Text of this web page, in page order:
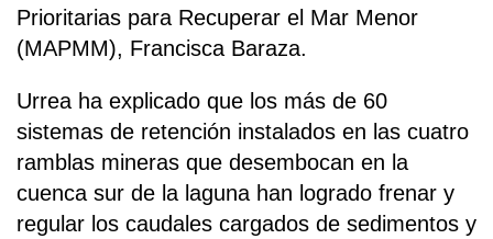
Prioritarias para Recuperar el Mar Menor
(MAPMM), Francisca Baraza.
Urrea ha explicado que los más de 60
sistemas de retención instalados en las cuatro
ramblas mineras que desembocan en la
cuenca sur de la laguna han logrado frenar y
regular los caudales cargados de sedimentos y